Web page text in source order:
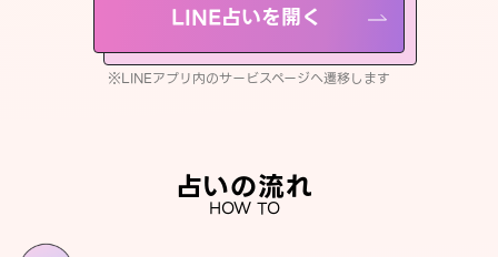
LINE占いを開く
※LINEアプリ内のサービスページへ遷移します
占いの流れ
HOW TO